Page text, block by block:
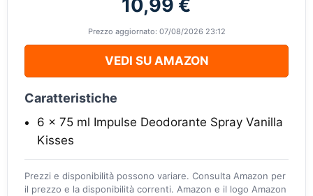
10,99 €
Prezzo aggiornato: 07/08/2026 23:12
VEDI SU AMAZON
Caratteristiche
6 x 75 ml Impulse Deodorante Spray Vanilla
Kisses
Prezzi e disponibilità possono variare. Consulta Amazon per
il prezzo e la disponibilità correnti. Amazon e il logo Amazon